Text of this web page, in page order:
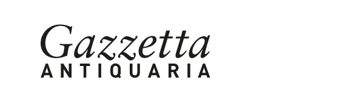
Skip
to
content